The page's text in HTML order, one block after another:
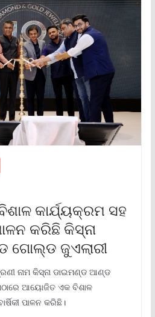
କାର୍ଯ୍ୟକ୍ରମ ସହ
କରିଛି କିସ୍ନା
ଗୋଲ୍ଡ ଜୁଏଲାରୀ
ନାମ କିସ୍ନା ଡାଇମଣ୍ଡ ଆଣ୍ଡ
ଆୟୋଜିତ ଏକ ବିଶାଳ
ପାଳନ କରିଛି।